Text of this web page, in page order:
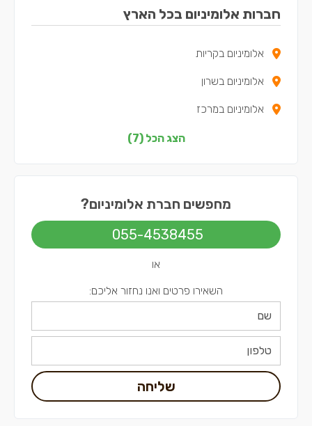
חברות אלומיניום בכל הארץ
אלומיניום בקריות
אלומיניום בשרון
אלומיניום במרכז
אלומיניום בשפלה
אלומיניום בתל אביב
הצג הכל (7)
מחפשים חברת אלומיניום?
055-4538455
או
השאירו פרטים ואנו נחזור אליכם:
שליחה